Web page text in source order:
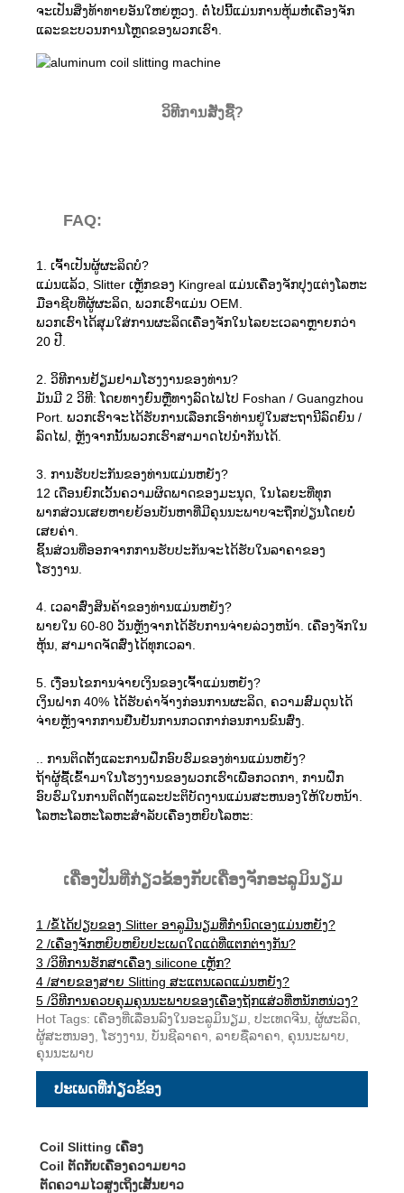
ຈະເປັນສິ່ງທ້າທາຍອັນໃຫຍ່ຫຼວງ. ຕໍ່ໄປນີ້ແມ່ນການຫຸ້ມຫໍ່ເຄື່ອງຈັກ
ແລະຂະບວນການໂຫຼດຂອງພວກເຮົາ.
ວິທີການສັ່ງຊື້?
FAQ:
1. ເຈົ້າເປັນຜູ້ຜະລິດບໍ?
ແມ່ນແລ້ວ, Slitter ເຫຼັກຂອງ Kingreal ແມ່ນເຄື່ອງຈັກປຸງແຕ່ງໂລຫະ
ມືອາຊີບທີ່ຜູ້ຜະລິດ, ພວກເຮົາແມ່ນ OEM.
ພວກເຮົາໄດ້ສຸມໃສ່ການຜະລິດເຄື່ອງຈັກໃນໄລຍະເວລາຫຼາຍກວ່າ
20 ປີ.
2. ວິທີການຢ້ຽມຢາມໂຮງງານຂອງທ່ານ?
ມັນມີ 2 ວິທີ: ໂດຍທາງຍົນຫຼືທາງລົດໄຟໄປ Foshan / Guangzhou
Port. ພວກເຮົາຈະໄດ້ຮັບການເລືອກເອົາທ່ານຢູ່ໃນສະຖານີລົດຍົນ /
ລົດໄຟ, ຫຼັງຈາກນັ້ນພວກເຮົາສາມາດໄປນໍາກັນໄດ້.
3. ການຮັບປະກັນຂອງທ່ານແມ່ນຫຍັງ?
12 ເດືອນຍົກເວັ້ນຄວາມຜິດພາດຂອງມະນຸດ, ໃນໄລຍະທີ່ທຸກ
ພາກສ່ວນເສຍຫາຍຍ້ອນບັນຫາທີ່ມີຄຸນນະພາບຈະຖືກປ່ຽນໂດຍບໍ່
ເສຍຄ່າ.
ຊິ້ນສ່ວນທີ່ອອກຈາກການຮັບປະກັນຈະໄດ້ຮັບໃນລາຄາຂອງ
ໂຮງງານ.
4. ເວລາສົ່ງສິນຄ້າຂອງທ່ານແມ່ນຫຍັງ?
ພາຍໃນ 60-80 ວັນຫຼັງຈາກໄດ້ຮັບການຈ່າຍລ່ວງຫນ້າ. ເຄື່ອງຈັກໃນ
ຫຸ້ນ, ສາມາດຈັດສົ່ງໄດ້ທຸກເວລາ.
5. ເງື່ອນໄຂການຈ່າຍເງິນຂອງເຈົ້າແມ່ນຫຍັງ?
ເງິນຝາກ 40% ໄດ້ຮັບຄ່າຈ້າງກ່ອນການຜະລິດ, ຄວາມສົມດຸນໄດ້
ຈ່າຍຫຼັງຈາກການຢືນຢັນການກວດກາກ່ອນການຂົນສົ່ງ.
.. ການຕິດຕັ້ງແລະການຝຶກອົບຮົມຂອງທ່ານແມ່ນຫຍັງ?
ຖ້າຜູ້ຊື້ເຂົ້າມາໃນໂຮງງານຂອງພວກເຮົາເພື່ອກວດກາ, ການຝຶກ
ອົບຮົມໃນການຕິດຕັ້ງແລະປະຕິບັດງານແມ່ນສະຫນອງໃຫ້ໃບຫນ້າ.
ໂລຫະໂລຫະໂລຫະສໍາລັບເຄື່ອງຫຍິບໂລຫະ:
ເຄື່ອງປັ່ນທີ່ກ່ຽວຂ້ອງກັບເຄື່ອງຈັກອະລູມິນຽມ
1 /ຂໍ້ໄດ້ປຽບຂອງ Slitter ອາລູມີນຽມທີ່ກໍານົດເອງແມ່ນຫຍັງ?
2 /ເຄື່ອງຈັກຫຍິບຫຍິບປະເພດໃດແດ່ທີ່ແຕກຕ່າງກັນ?
3 /ວິທີການຮັກສາເຄື່ອງ silicone ເຫຼັກ?
4 /ສາຍຂອງສາຍ Slitting ສະແຕນເລດແມ່ນຫຍັງ?
5 /ວິທີການຄວບຄຸມຄຸນນະພາບຂອງເຄື່ອງຖັກແສ່ວທີ່ຫນັກຫນ່ວງ?
Hot Tags: ເຄື່ອງທີ່ເລື່ອນລົງໃນອະລູມິນຽມ, ປະເທດຈີນ, ຜູ້ຜະລິດ,
ຜູ້ສະຫນອງ, ໂຮງງານ, ບັນຊີລາຄາ, ລາຍຊື່ລາຄາ, ຄຸນນະພາບ,
ຄຸນນະພາບ
ປະເພດທີ່ກ່ຽວຂ້ອງ
Coil Slitting ເຄື່ອງ
Coil ຕັດກັບເຄື່ອງຄວາມຍາວ
ຕັດຄວາມໄວສູງເຖິງເສັ້ນຍາວ